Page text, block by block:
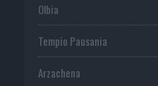
Olbia
Tempio Pausania
Arzachena